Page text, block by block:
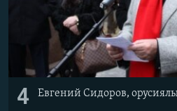
4 Евгений Сидоров,